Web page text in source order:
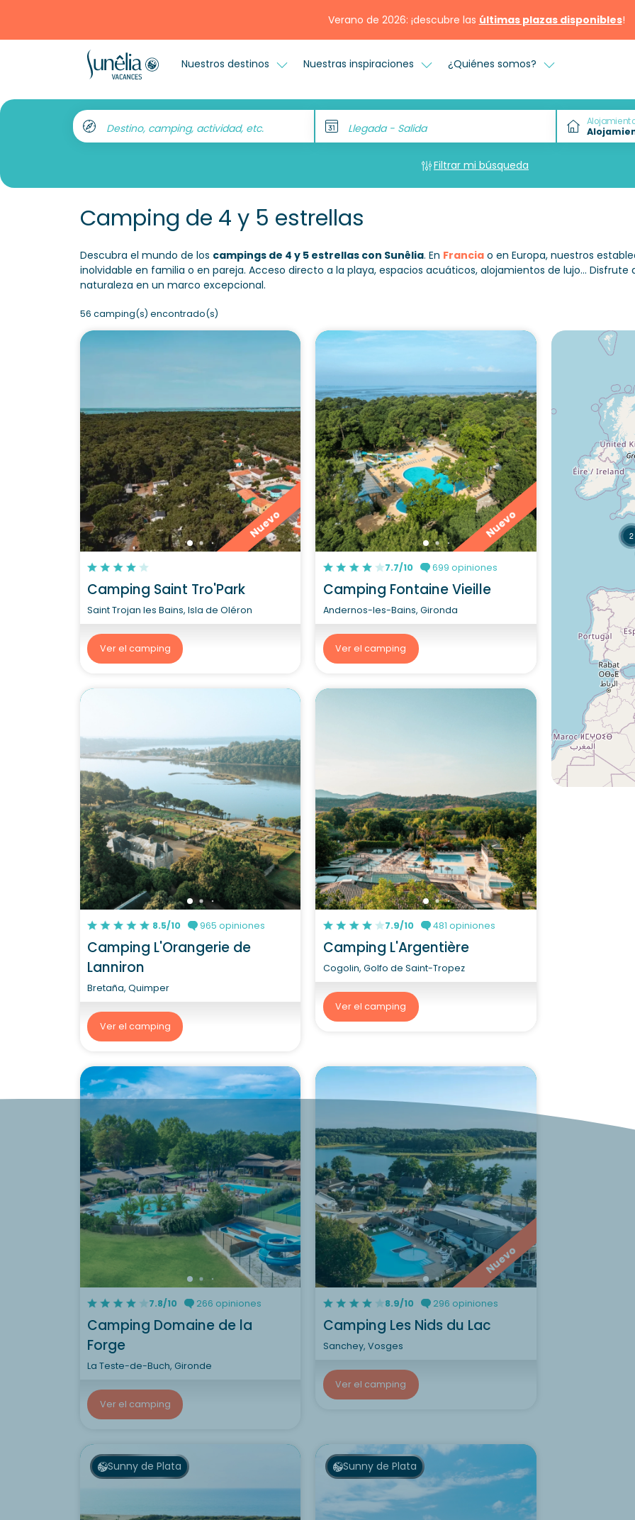
Verano de 2026: ¡descubre las últimas plazas disponibles!
Nuestros destinos Nuestras inspiraciones ¿Quiénes somos?
Destino, camping, actividad, etc. Llegada - Salida
Filtrar mi búsqueda
Camping de 4 y 5 estrellas
Descubra el mundo de los campings de 4 y 5 estrellas con Sunêlia. En Franciao en Europa, nuestros
inolvidable en familia o en pareja. Acceso directo a la playa, espacios acuáticos, alojamientos de lujo...
naturaleza en un marco excepcional.
56 camping(s) encontrado(s)
Nuevo
Camping Saint Tro'Park
Saint Trojan les Bains, Isla de Oléron
Ver el camping
Nuevo
7.7/10 699 opiniones
Camping Fontaine Vieille
Andernos-les-Bains, Gironda
Ver el camping
8.5/10 965 opiniones
Camping L'Orangerie de
Lanniron
Bretaña, Quimper
Ver el camping
7.9/10 481 opiniones
Camping L'Argentière
Cogolin, Golfo de Saint-Tropez
Ver el camping
7.8/10 266 opiniones
Camping Domaine de la
Forge
La Teste-de-Buch, Gironde
Ver el camping
Nuevo
8.9/10 296 opiniones
Camping Les Nids du Lac
Sanchey, Vosges
Ver el camping
Sunny de Plata Sunny de Plata
2